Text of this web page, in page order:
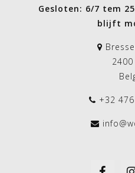
Gesloten: 6/7 tem
blijft
+32